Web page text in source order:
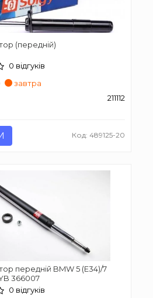
(передній)
0 відгуків
завтра
211112
Код: 489125-20
передній BMW 5 (E34)/7
366007
0 відгуків